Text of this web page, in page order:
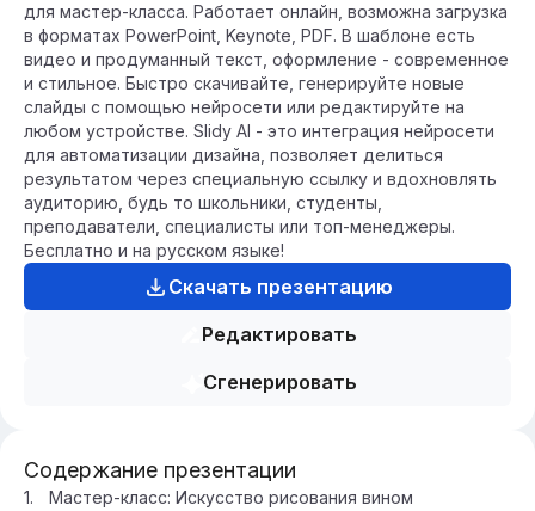
для мастер-класса. Работает онлайн, возможна загрузка
в форматах PowerPoint, Keynote, PDF. В шаблоне есть
видео и продуманный текст, оформление - современное
и стильное. Быстро скачивайте, генерируйте новые
слайды с помощью нейросети или редактируйте на
любом устройстве. Slidy AI - это интеграция нейросети
для автоматизации дизайна, позволяет делиться
результатом через специальную ссылку и вдохновлять
аудиторию, будь то школьники, студенты,
преподаватели, специалисты или топ-менеджеры.
Бесплатно и на русском языке!
Скачать презентацию
Редактировать
Сгенерировать
Содержание презентации
Мастер-класс: Искусство рисования вином